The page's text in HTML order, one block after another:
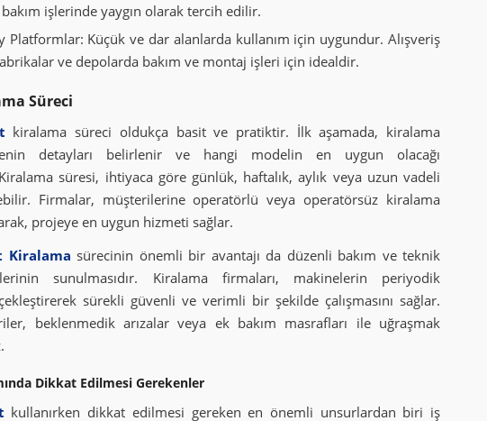
işlerinde yaygın olarak tercih edilir.
Platformlar: Küçük ve dar alanlarda kullanım için uygundur. Alışveriş
ve depolarda bakım ve montaj işleri için idealdir.
Süreci
kiralama süreci oldukça basit ve pratiktir. İlk aşamada, kiralama
detayları belirlenir ve hangi modelin en uygun olacağı
süresi, ihtiyaca göre günlük, haftalık, aylık veya uzun vadeli
Firmalar, müşterilerine operatörlü veya operatörsüz kiralama
projeye en uygun hizmeti sağlar.
Kiralama sürecinin önemli bir avantajı da düzenli bakım ve teknik
sunulmasıdır. Kiralama firmaları, makinelerin periyodik
sürekli güvenli ve verimli bir şekilde çalışmasını sağlar.
beklenmedik arızalar veya ek bakım masrafları ile uğraşmak
Dikkat Edilmesi Gerekenler
kullanırken dikkat edilmesi gereken en önemli unsurlardan biri iş